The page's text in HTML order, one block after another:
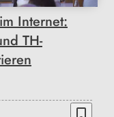
Internet:
TH-
bookmark_border